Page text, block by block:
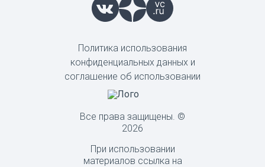
Все права защищены. ©
2026
При использовании
материалов ссылка на
Политика использования
конфиденциальных данных и
соглашение об использовании